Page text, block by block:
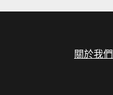
關於我們